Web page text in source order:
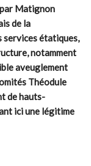
Matignon
de la
étatiques,
notamment
aveuglement
Théodule
de hauts-
ici une légitime